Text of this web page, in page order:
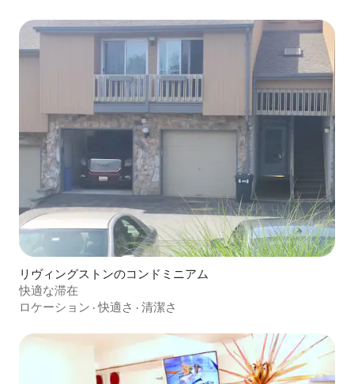
リヴィングストンのコンドミニアム
快適な滞在
ロケーション ·快適さ · 清潔さ